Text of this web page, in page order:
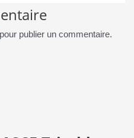
publier un commentaire.